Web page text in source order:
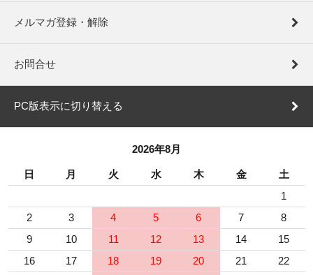
メルマガ登録・解除
お問合せ
PC版表示に切り替える
2026年8月
日 月 火 水 木 金
土
1
2
3 4 5 6 7
8
9
10 11 12 13 14
15
16
17 18 19 20 21
22